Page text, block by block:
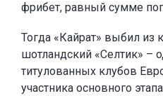
фрибет, равный сумме
Тогда «Кайрат» выбил из
шотландский «Селтик» –
титулованных клубов
участника основного